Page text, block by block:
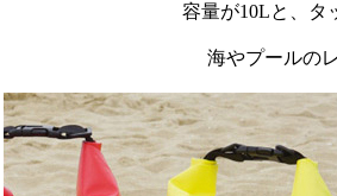
容量が10Lと、タ
海やプールの